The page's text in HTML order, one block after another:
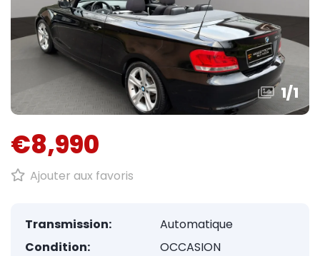
1/1
€8,990
Ajouter aux favoris
Transmission:
Automatique
Condition:
OCCASION